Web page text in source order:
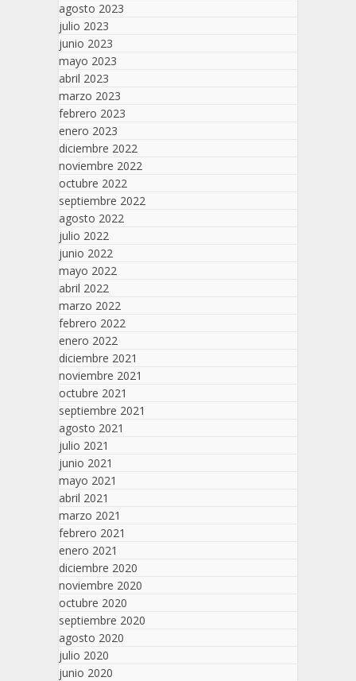
agosto 2023
julio 2023
junio 2023
mayo 2023
abril 2023
marzo 2023
febrero 2023
enero 2023
diciembre 2022
noviembre 2022
octubre 2022
septiembre 2022
agosto 2022
julio 2022
junio 2022
mayo 2022
abril 2022
marzo 2022
febrero 2022
enero 2022
diciembre 2021
noviembre 2021
octubre 2021
septiembre 2021
agosto 2021
julio 2021
junio 2021
mayo 2021
abril 2021
marzo 2021
febrero 2021
enero 2021
diciembre 2020
noviembre 2020
octubre 2020
septiembre 2020
agosto 2020
julio 2020
junio 2020